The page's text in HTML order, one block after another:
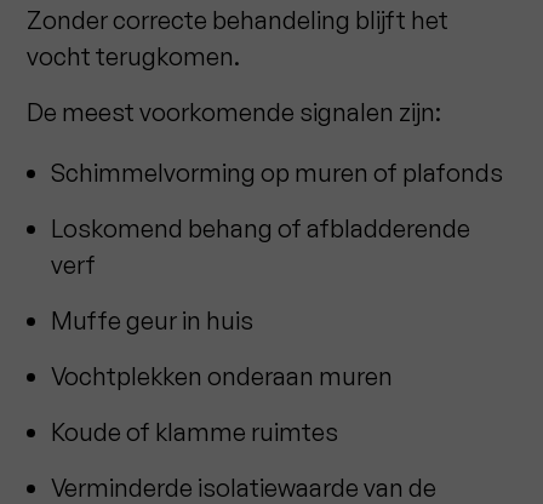
Zonder correcte behandeling blijft het
vocht terugkomen.
De meest voorkomende signalen zijn:
Schimmelvorming op muren of plafonds
Loskomend behang of afbladderende
verf
Muffe geur in huis
Vochtplekken onderaan muren
Koude of klamme ruimtes
Verminderde isolatiewaarde van de